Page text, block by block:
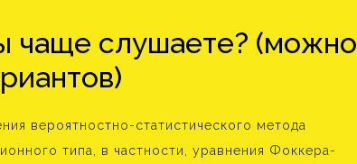
чаще слушаете? (можно
вероятностно-статистического метода
типа, в частности, уравнения Фоккера-